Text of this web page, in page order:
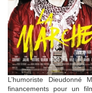
L’humoriste Dieudonné
financements pour un